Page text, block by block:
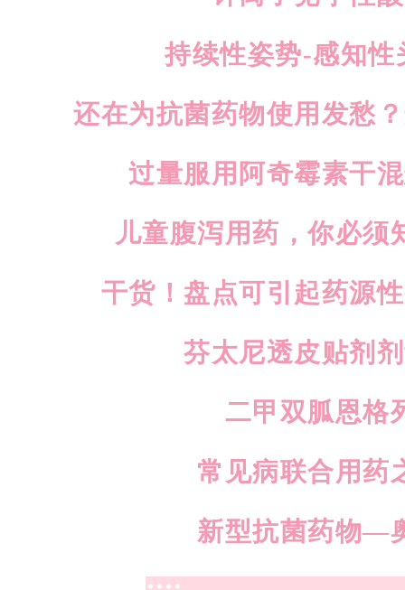
持续性姿势-感知性
还在为抗菌药物使用发愁
过量服用阿奇霉素干
儿童腹泻用药，你必须
干货！盘点可引起药源
芬太尼透皮贴剂
二甲双胍恩格
常见病联合用药
新型抗菌药物—